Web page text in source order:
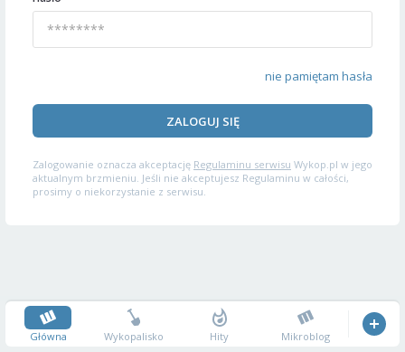
nie pamiętam hasła
ZALOGUJ SIĘ
Zalogowanie oznacza akceptację Regulaminu serwisu Wykop.pl w jego
aktualnym brzmieniu. Jeśli nie akceptujesz Regulaminu w całości,
prosimy o niekorzystanie z serwisu.
Główna Wykopalisko Hity Mikroblog